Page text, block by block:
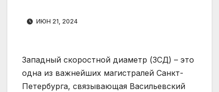
ИЮН 21, 2024
Западный скоростной диаметр (ЗСД) – это
одна из важнейших магистралей Санкт-
Петербурга, связывающая Васильевский